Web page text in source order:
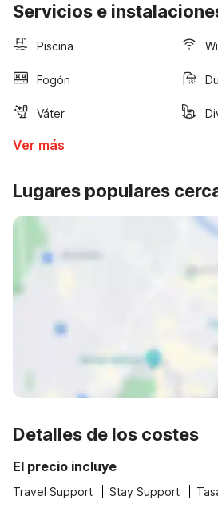
Servicios e
Piscina
Fogón
Váter
Ver más
Lugares populares
Detalles de los costes
El precio incluye
Travel Support Stay Support